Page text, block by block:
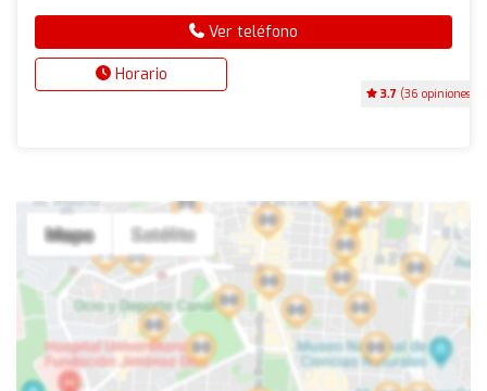
3.7 (36 opiniones)
Ver teléfono
Horario